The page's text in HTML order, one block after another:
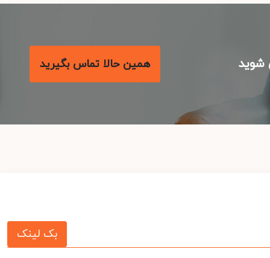
همین حالا تماس بگیرید
بک لینک